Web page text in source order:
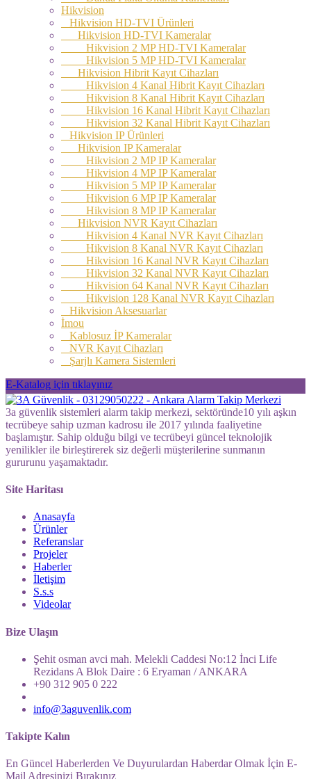
Hikvision
Hikvision HD-TVI Ürünleri
Hikvision HD-TVI Kameralar
Hikvision 2 MP HD-TVI Kameralar
Hikvision 5 MP HD-TVI Kameralar
Hikvision Hibrit Kayıt Cihazları
Hikvision 4 Kanal Hibrit Kayıt Cihazları
Hikvision 8 Kanal Hibrit Kayıt Cihazları
Hikvision 16 Kanal Hibrit Kayıt Cihazları
Hikvision 32 Kanal Hibrit Kayıt Cihazları
Hikvision IP Ürünleri
Hikvision IP Kameralar
Hikvision 2 MP IP Kameralar
Hikvision 4 MP IP Kameralar
Hikvision 5 MP IP Kameralar
Hikvision 6 MP IP Kameralar
Hikvision 8 MP IP Kameralar
Hikvision NVR Kayıt Cihazları
Hikvision 4 Kanal NVR Kayıt Cihazları
Hikvision 8 Kanal NVR Kayıt Cihazları
Hikvision 16 Kanal NVR Kayıt Cihazları
Hikvision 32 Kanal NVR Kayıt Cihazları
Hikvision 64 Kanal NVR Kayıt Cihazları
Hikvision 128 Kanal NVR Kayıt Cihazları
Hikvision Aksesuarlar
İmou
Kablosuz İP Kameralar
NVR Kayıt Cihazları
Şarjlı Kamera Sistemleri
E-Katalog için tıklayınız
3a güvenlik sistemleri alarm takip merkezi, sektöründe10 yılı aşkın
tecrübeye sahip uzman kadrosu ile 2017 yılında faaliyetine
başlamıştır. Sahip olduğu bilgi ve tecrübeyi güncel teknolojik
yenilikler ile birleştirerek siz değerli müşterilerine sunmanın
gururunu yaşamaktadır.
Site Haritası
Anasayfa
Ürünler
Referanslar
Projeler
Haberler
İletişim
S.s.s
Videolar
Bize Ulaşın
Şehit osman avci mah. Melekli Caddesi No:12 İnci Life
Rezidans A Blok Daire : 6 Eryaman / ANKARA
+90 312 905 0 222
info@3aguvenlik.com
Takipte Kalın
En Güncel Haberlerden Ve Duyurulardan Haberdar Olmak İçin E-
Mail Adresinizi Bırakınız